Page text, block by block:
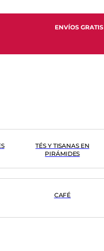
ENVÍOS GRATIS
TÉS Y TISANAS EN
PIRÁMIDES
CAFÉ